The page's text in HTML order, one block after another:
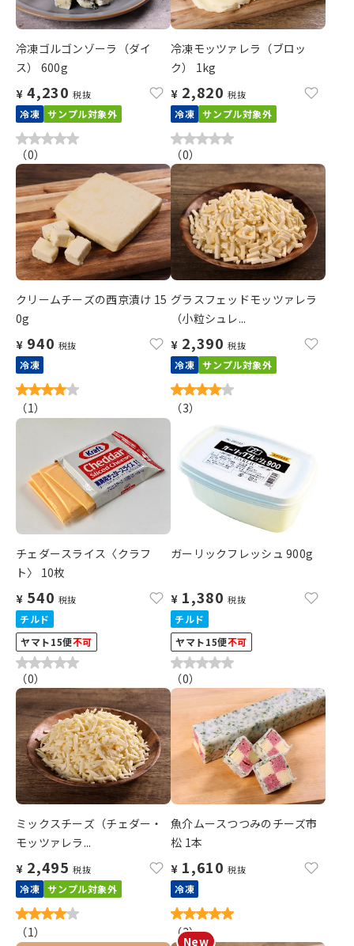
冷凍ゴルゴンゾーラ（ダイ
ス） 600g
¥ 4,230 税抜
冷凍 サンプル対象外
（0）
冷凍モッツァレラ（ブロッ
ク） 1kg
¥ 2,820 税抜
冷凍 サンプル対象外
（0）
クリームチーズの西京漬け 15
0g
¥ 940 税抜
冷凍
（1）
グラスフェッドモッツァレラ
（小粒シュレ...
¥ 2,390 税抜
冷凍 サンプル対象外
（3）
チェダースライス〈クラフ
ト〉 10枚
¥ 540 税抜
チルド
ヤマト15便不可
（0）
ガーリックフレッシュ 900g
¥ 1,380 税抜
チルド
ヤマト15便不可
（0）
ミックスチーズ（チェダー・
モッツァレラ...
¥ 2,495 税抜
冷凍 サンプル対象外
（1）
魚介ムースつつみのチーズ市
松 1本
¥ 1,610 税抜
冷凍
（3）